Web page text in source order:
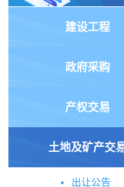
建设工程
政府采购
产权交易
土地及矿产交
出让公告